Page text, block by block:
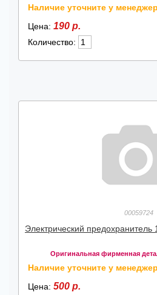
Наличие уточните у
Цена: 190 р.
Количество:
00059724
Электрический
Оригинальная фирменная
Наличие уточните у
Цена: 500 р.